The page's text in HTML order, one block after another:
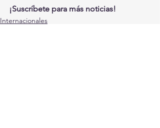
¡Suscríbete para más noticias!
Internacionales